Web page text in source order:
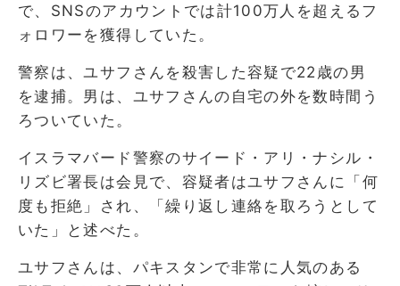
で、SNSのアカウントでは計100万人を超えるフ
ォロワーを獲得していた。
警察は、ユサフさんを殺害した容疑で22歳の男
を逮捕。男は、ユサフさんの自宅の外を数時間う
ろついていた。
イスラマバード警察のサイード・アリ・ナシル・
リズビ署長は会見で、容疑者はユサフさんに「何
度も拒絶」され、「繰り返し連絡を取ろうとして
いた」と述べた。
ユサフさんは、パキスタンで非常に人気のある